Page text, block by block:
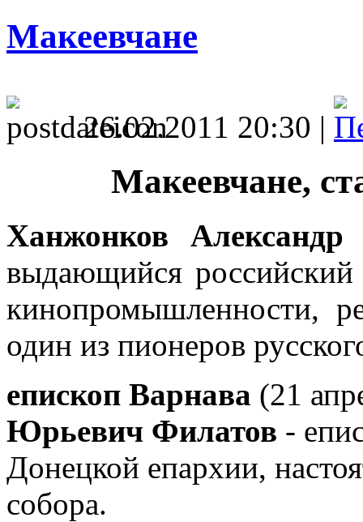
Макеевчане
26.02.2011 20:30 |
Макеевчане,
Ханжонков Александр
выдающийся российский
кинопромышленности,
один из пионеров
епископ Варнава (21
Юрьевич Филатов -
Донецкой епархии,
собора.